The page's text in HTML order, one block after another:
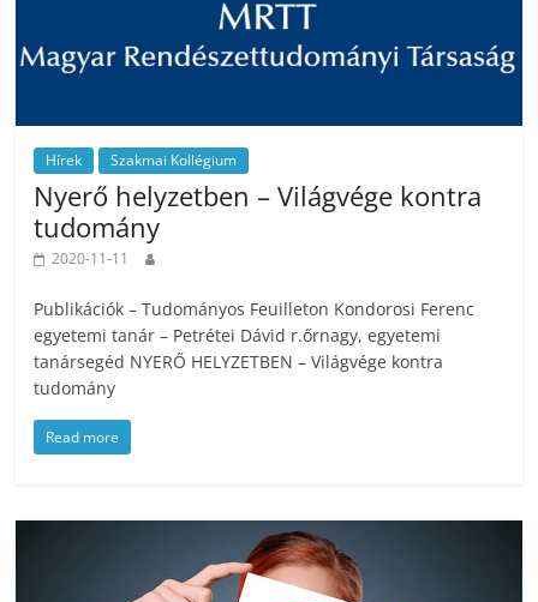
Hírek Szakmai Kollégium
Nyerő helyzetben – Világvége kontra
tudomány
2020-11-11
Publikációk – Tudományos Feuilleton Kondorosi Ferenc
egyetemi tanár – Petrétei Dávid r.őrnagy, egyetemi
tanársegéd NYERŐ HELYZETBEN – Világvége kontra
tudomány
Read more